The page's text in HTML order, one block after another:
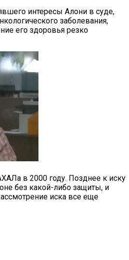
интересы Алони в суде,
заболевания,
его здоровья резко
в 2000 году. Позднее к иску
без какой-либо защиты, и
иска все еще